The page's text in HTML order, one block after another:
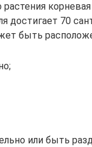
растения
достигает 70
или быть